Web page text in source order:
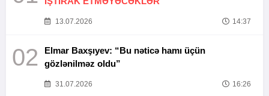
13.07.2026 14:37
02
Elmar Baxşıyev: “Bu nəticə hamı üçün
gözlənilməz oldu”
31.07.2026 16:26